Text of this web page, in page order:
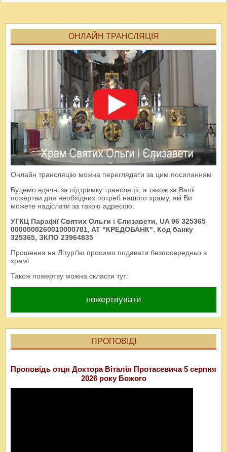
ОНЛАЙН ТРАНСЛЯЦІЯ
Онлайн трансляцію можна переглядати за цим посиланням
Будемо вдячні за підтримку трансляції, а також за Ваші
пожертви для необхідних потреб нашого храму, які Ви
можете надіслати за такою адресою:
УГКЦ Парафії Святих Ольги і Єлизавети, UA 96 325365
0000000260010000781, AT "КРЕДОБАНК", Код банку
325365, ЗКПО 23964835
Прошення на Літурґію просимо подавати безпосередньо в
храмі
Також пожертву можна скласти тут:
пожертвувати
ПРОПОВІДІ
Проповідь отця Доктора Віталія Протасевича 5 серпня
2026 року Божого